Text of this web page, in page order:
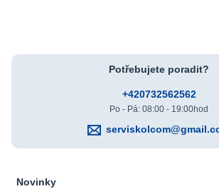
Potřebujete poradit?
+420732562562
Po - Pá: 08:00 - 19:00hod
Novinky